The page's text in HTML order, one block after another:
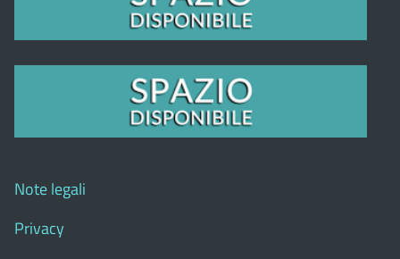
Note legali
Privacy